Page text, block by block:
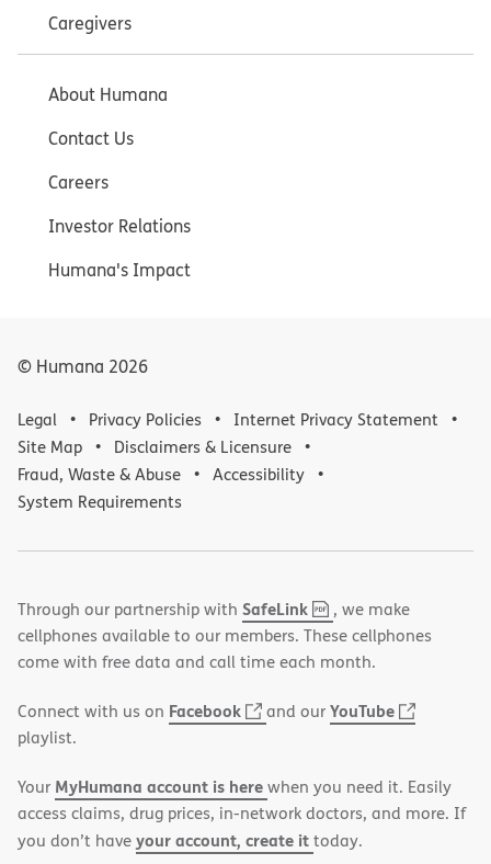
Caregivers
About Humana
Contact Us
Careers
Investor Relations
Humana's Impact
© Humana 2026
Legal Privacy Policies
Internet Privacy Statement
Site Map
Disclaimers & Licensure
Fraud, Waste & Abuse
Accessibility
System Requirements
Through our partnership with SafeLink,
PDF
(opens
in
new
, we make
cellphones available to our members. These cellphones
come with free data and call time each month.
Connect with us on Facebook
(opens
window)
and ourYouTube
(opens
window)
playlist.
Your MyHumana account is herewhen you need it. Easily
access claims, drug prices, in-network doctors, and more. If
you don’t haveyour account, create ittoday.